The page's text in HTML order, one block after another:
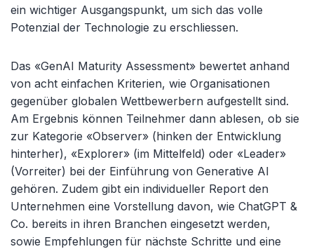
ein wichtiger Ausgangspunkt, um sich das volle
Potenzial der Technologie zu erschliessen.
Das «GenAI Maturity Assessment» bewertet anhand
von acht einfachen Kriterien, wie Organisationen
gegenüber globalen Wettbewerbern aufgestellt sind.
Am Ergebnis können Teilnehmer dann ablesen, ob sie
zur Kategorie «Observer» (hinken der Entwicklung
hinterher), «Explorer» (im Mittelfeld) oder «Leader»
(Vorreiter) bei der Einführung von Generative AI
gehören. Zudem gibt ein individueller Report den
Unternehmen eine Vorstellung davon, wie ChatGPT &
Co. bereits in ihren Branchen eingesetzt werden,
sowie Empfehlungen für nächste Schritte und eine